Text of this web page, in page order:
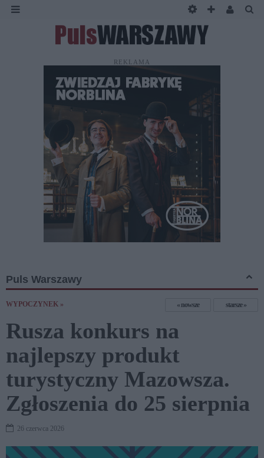
REKLAMA
Puls Warszawy
WYPOCZYNEK » nowsze starsze
Rusza konkurs na
najlepszy produkt
turystyczny Mazowsza.
Zgłoszenia do 25 sierpnia
26 czerwca 2026